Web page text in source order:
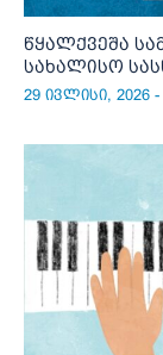
წყალქვეშა
სახალისო
29 ივლისი, 2026 -